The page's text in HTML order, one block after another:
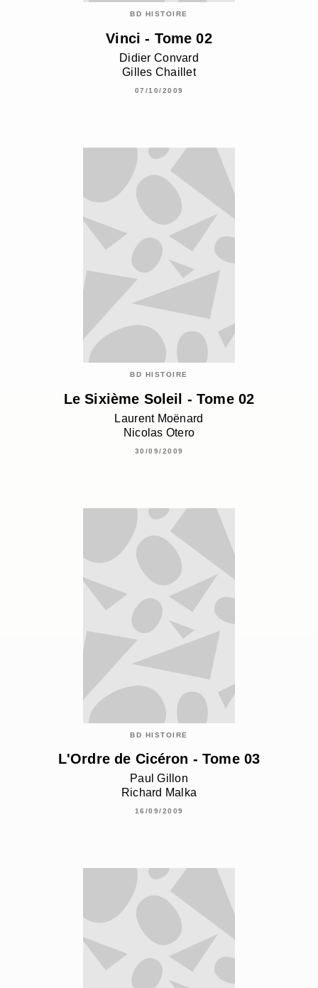
BD HISTOIRE
Vinci - Tome 02
Didier Convard
Gilles Chaillet
07/10/2009
BD HISTOIRE
Le Sixième Soleil - Tome 02
Laurent Moënard
Nicolas Otero
30/09/2009
BD HISTOIRE
L'Ordre de Cicéron - Tome 03
Paul Gillon
Richard Malka
16/09/2009